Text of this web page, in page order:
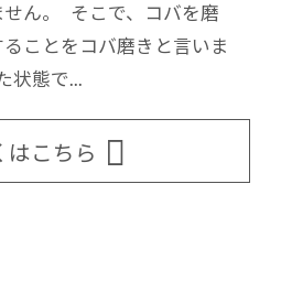
ん。 そこで、コバを磨
ことをコバ磨きと言いま
状態で...
はこちら